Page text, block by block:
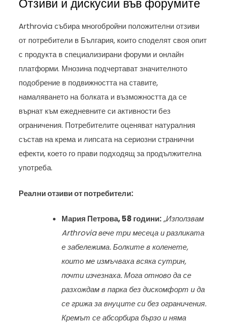
Отзиви и дискусии във форумите
Arthrovia събира многобройни положителни отзиви
от потребители в България, които споделят своя опит
с продукта в специализирани форуми и онлайн
платформи. Мнозина подчертават значителното
подобрение в подвижността на ставите,
намаляването на болката и възможността да се
върнат към ежедневните си активности без
ограничения. Потребителите оценяват натуралния
състав на крема и липсата на сериозни странични
ефекти, което го прави подходящ за продължителна
употреба.
Реални отзиви от потребители:
Мария Петрова, 58 години:„Използвам
Arthrovia вече три месеца и разликата
е забележима. Болките в коленете,
които ме измъчваха всяка сутрин,
почти изчезнаха. Мога отново да се
разхождам в парка без дискомфорт и да
се грижа за внуците си без ограничения.
Кремът се абсорбира бързо и няма